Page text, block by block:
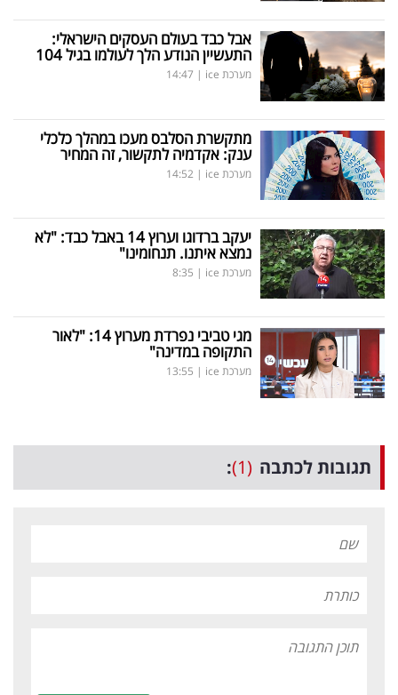
אבל כבד בעולם העסקים הישראלי:
התעשיין הנודע הלך לעולמו בגיל 104
מערכת ice |
14:47
מתקשרת הסלבס מעכו במהלך כלכלי
ענק: אקדמיה לתקשור, זה המחיר
מערכת ice |
14:52
יעקב ברדוגו וערוץ 14 באבל כבד: "לא
נמצא איתנו. תנחומינו"
מערכת ice |
8:35
מגי טביבי נפרדת מערוץ 14: "לאור
התקופה במדינה"
מערכת ice |
13:55
תגובות לכתבה (1)
: